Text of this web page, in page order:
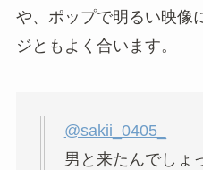
や、ポップで明るい映像
ジともよく合います。
@sakii_0405_
男と来たんでしょ